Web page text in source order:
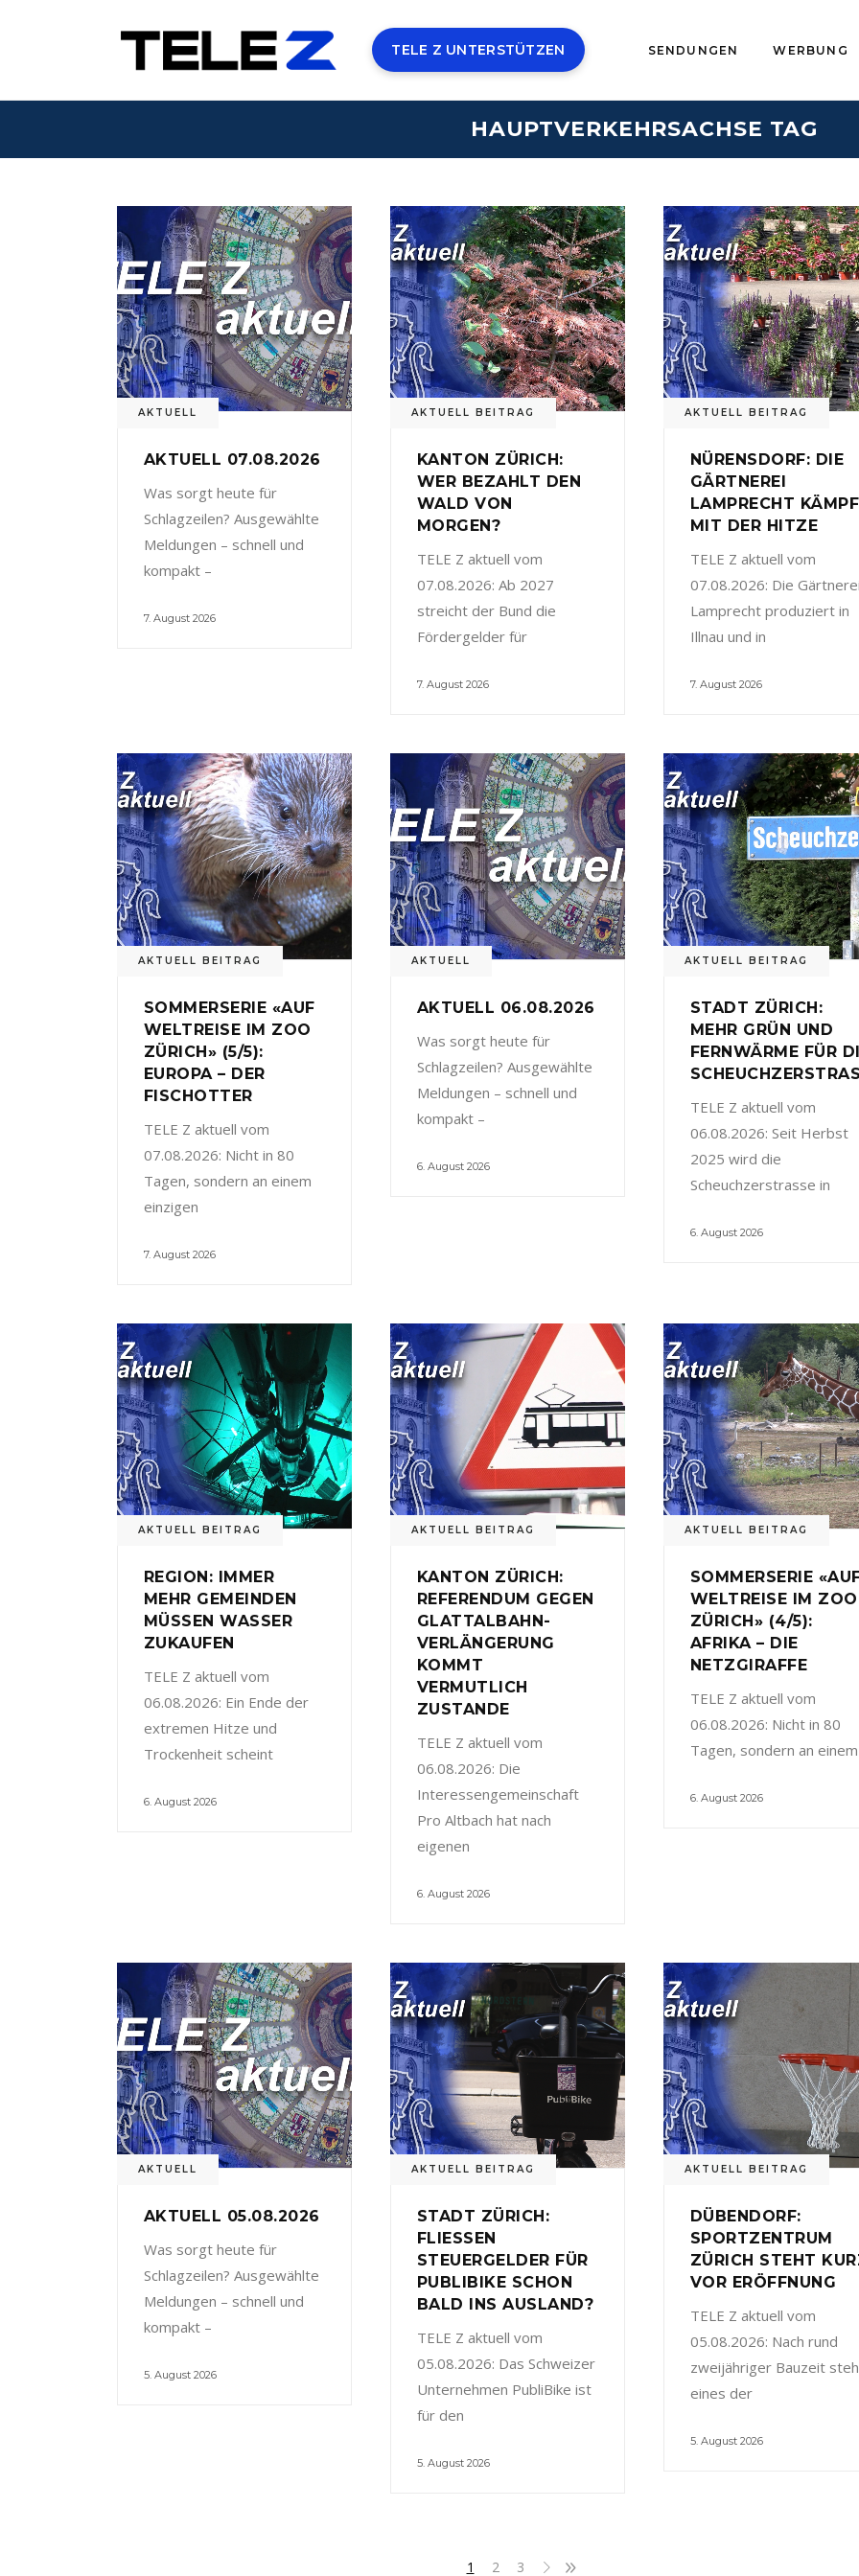
TELE Z UNTERSTÜTZEN SENDUNGEN WERBUNG
HAUPTVERKEHRSACHSE TAG
AKTUELL
AKTUELL 07.08.2026
Was sorgt heute für
Schlagzeilen? Ausgewählte
Meldungen – schnell und
kompakt –
7. August 2026
AKTUELL BEITRAG
KANTON ZÜRICH:
WER BEZAHLT DEN
WALD VON
MORGEN?
TELE Z aktuell vom
07.08.2026: Ab 2027
streicht der Bund die
Fördergelder für
7. August 2026
AKTUELL BEITRAG
NÜRENSDORF: DIE
GÄRTNEREI
LAMPRECHT
MIT DER HITZE
TELE Z aktuell vom
07.08.2026: Die
Lamprecht produziert in
Illnau und in
7. August 2026
AKTUELL BEITRAG
SOMMERSERIE «AUF
WELTREISE IM ZOO
ZÜRICH» (5/5):
EUROPA – DER
FISCHOTTER
TELE Z aktuell vom
07.08.2026: Nicht in 80
Tagen, sondern an einem
einzigen
7. August 2026
AKTUELL
AKTUELL 06.08.2026
Was sorgt heute für
Schlagzeilen? Ausgewählte
Meldungen – schnell und
kompakt –
6. August 2026
AKTUELL BEITRAG
STADT ZÜRICH:
MEHR GRÜN UND
FERNWÄRME FÜR
TELE Z aktuell vom
06.08.2026: Seit Herbst
2025 wird die
Scheuchzerstrasse in
6. August 2026
AKTUELL BEITRAG
REGION: IMMER
MEHR GEMEINDEN
MÜSSEN WASSER
ZUKAUFEN
TELE Z aktuell vom
06.08.2026: Ein Ende der
extremen Hitze und
Trockenheit scheint
6. August 2026
AKTUELL BEITRAG
KANTON ZÜRICH:
REFERENDUM GEGEN
GLATTALBAHN-
VERLÄNGERUNG
KOMMT
VERMUTLICH
ZUSTANDE
TELE Z aktuell vom
06.08.2026: Die
Interessengemeinschaft
Pro Altbach hat nach
eigenen
6. August 2026
AKTUELL BEITRAG
SOMMERSERIE
WELTREISE IM ZOO
ZÜRICH» (4/5):
AFRIKA – DIE
NETZGIRAFFE
TELE Z aktuell vom
06.08.2026: Nicht in 80
Tagen, sondern an einem
6. August 2026
AKTUELL
AKTUELL 05.08.2026
Was sorgt heute für
Schlagzeilen? Ausgewählte
Meldungen – schnell und
kompakt –
5. August 2026
AKTUELL BEITRAG
STADT ZÜRICH:
FLIESSEN
STEUERGELDER FÜR
PUBLIBIKE SCHON
BALD INS AUSLAND?
TELE Z aktuell vom
05.08.2026: Das Schweizer
Unternehmen PubliBike ist
für den
5. August 2026
AKTUELL BEITRAG
DÜBENDORF:
SPORTZENTRUM
ZÜRICH STEHT
VOR ERÖFFNUNG
TELE Z aktuell vom
05.08.2026: Nach rund
zweijähriger Bauzeit
eines der
5. August 2026
1 2 3